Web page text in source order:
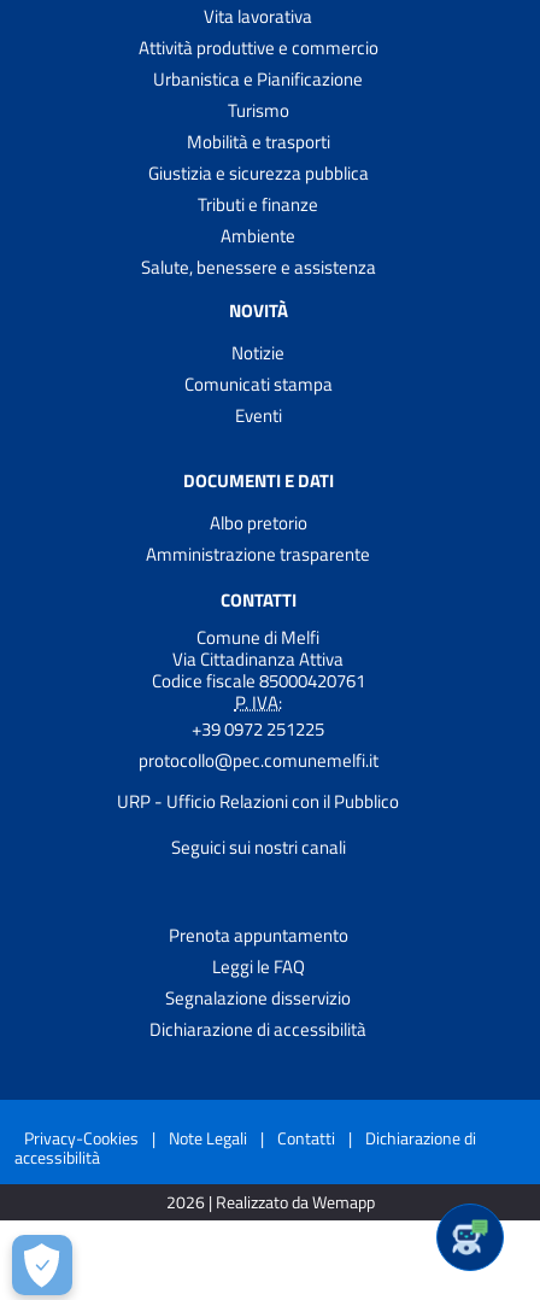
Vita lavorativa
Attività produttive e commercio
Urbanistica e Pianificazione
Turismo
Mobilità e trasporti
Giustizia e sicurezza pubblica
Tributi e finanze
Ambiente
Salute, benessere e assistenza
NOVITÀ
Notizie
Comunicati stampa
Eventi
DOCUMENTI E DATI
Albo pretorio
Amministrazione trasparente
CONTATTI
Comune di Melfi
Via Cittadinanza Attiva
Codice fiscale 85000420761
P. IVA:
+39 0972 251225
protocollo@pec.comunemelfi.it
URP - Ufficio Relazioni con il Pubblico
Seguici sui nostri canali
Prenota appuntamento
Leggi le FAQ
Segnalazione disservizio
Dichiarazione di accessibilità
Privacy-Cookies | Note Legali | Contatti | Dichiarazione di
accessibilità
2026 | Realizzato da Wemapp